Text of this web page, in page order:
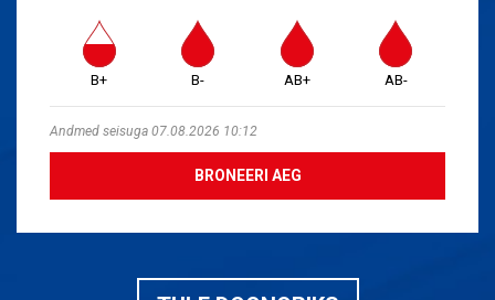
B+ B- AB+ AB-
Andmed seisuga 07.08.2026 10:12
BRONEERI AEG